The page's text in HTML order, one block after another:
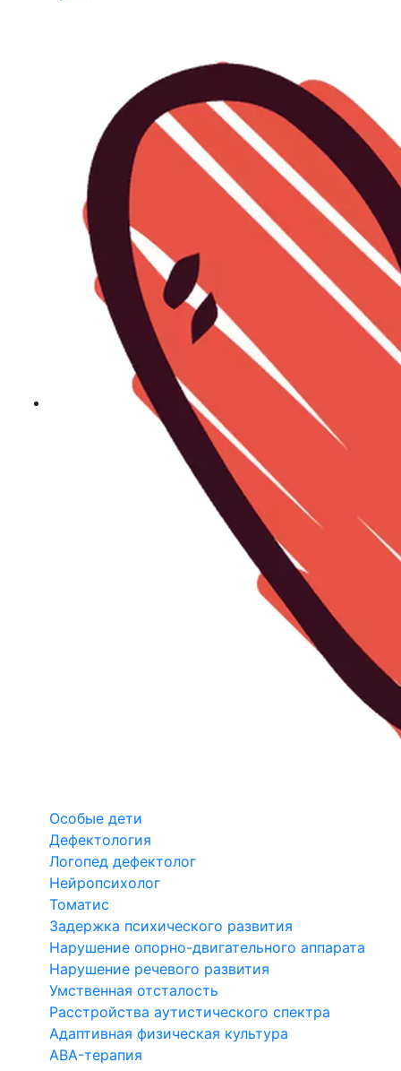
Особые дети
Дефектология
Логопед дефектолог
Нейропсихолог
Томатис
Задержка психического развития
Нарушение опорно-двигательного аппарата
Нарушение речевого развития
Умственная отсталость
Расстройства аутистического спектра
Адаптивная физическая культура
ABA-терапия